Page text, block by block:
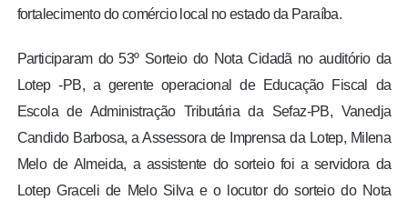
fortalecimento do comércio local no estado da Paraíba.
Participaram do 53º Sorteio do Nota Cidadã no auditório da
Lotep -PB, a gerente operacional de Educação Fiscal da
Escola de Administração Tributária da Sefaz-PB, Vanedja
Candido Barbosa, a Assessora de Imprensa da Lotep, Milena
Melo de Almeida, a assistente do sorteio foi a servidora da
Lotep Graceli de Melo Silva e o locutor do sorteio do Nota